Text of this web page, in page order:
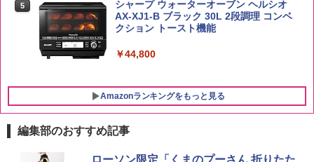
5
シャープ ウォーターオーブン ヘルシオ
AX-XJ1-B ブラック 30L 2段調理 コンベ
クション トースト機能
￥44,800
Amazonランキングをもっと見る
編集部のおすすめ記事
ローソン限定「くまのプーさん 折りたた